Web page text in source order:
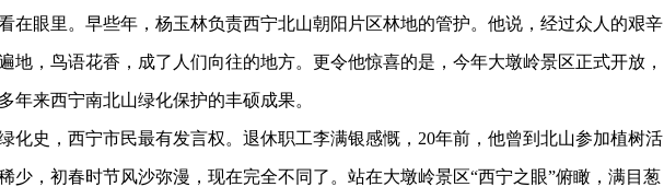
眼里。早些年，杨玉林负责西宁北山朝阳片区林地的管护。他说，经过众人的艰辛
地，鸟语花香，成了人们向往的地方。更令他惊喜的是，今年大墩岭景区正式开放，
年来西宁南北山绿化保护的丰硕成果。
史，西宁市民最有发言权。退休职工李满银感慨，20年前，他曾到北山参加植树活
少，初春时节风沙弥漫，现在完全不同了。站在大墩岭景区“西宁之眼”俯瞰，满目葱